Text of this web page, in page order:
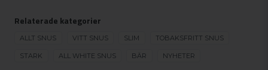
Format
Styrka
Stark
Produkttyp
Vitt snus
Relaterade kategorier
ALLT SNUS VITT SNUS SLIM TOBAKSFRITT SNUS
STARK ALL WHITE SNUS BÄR NYHETER